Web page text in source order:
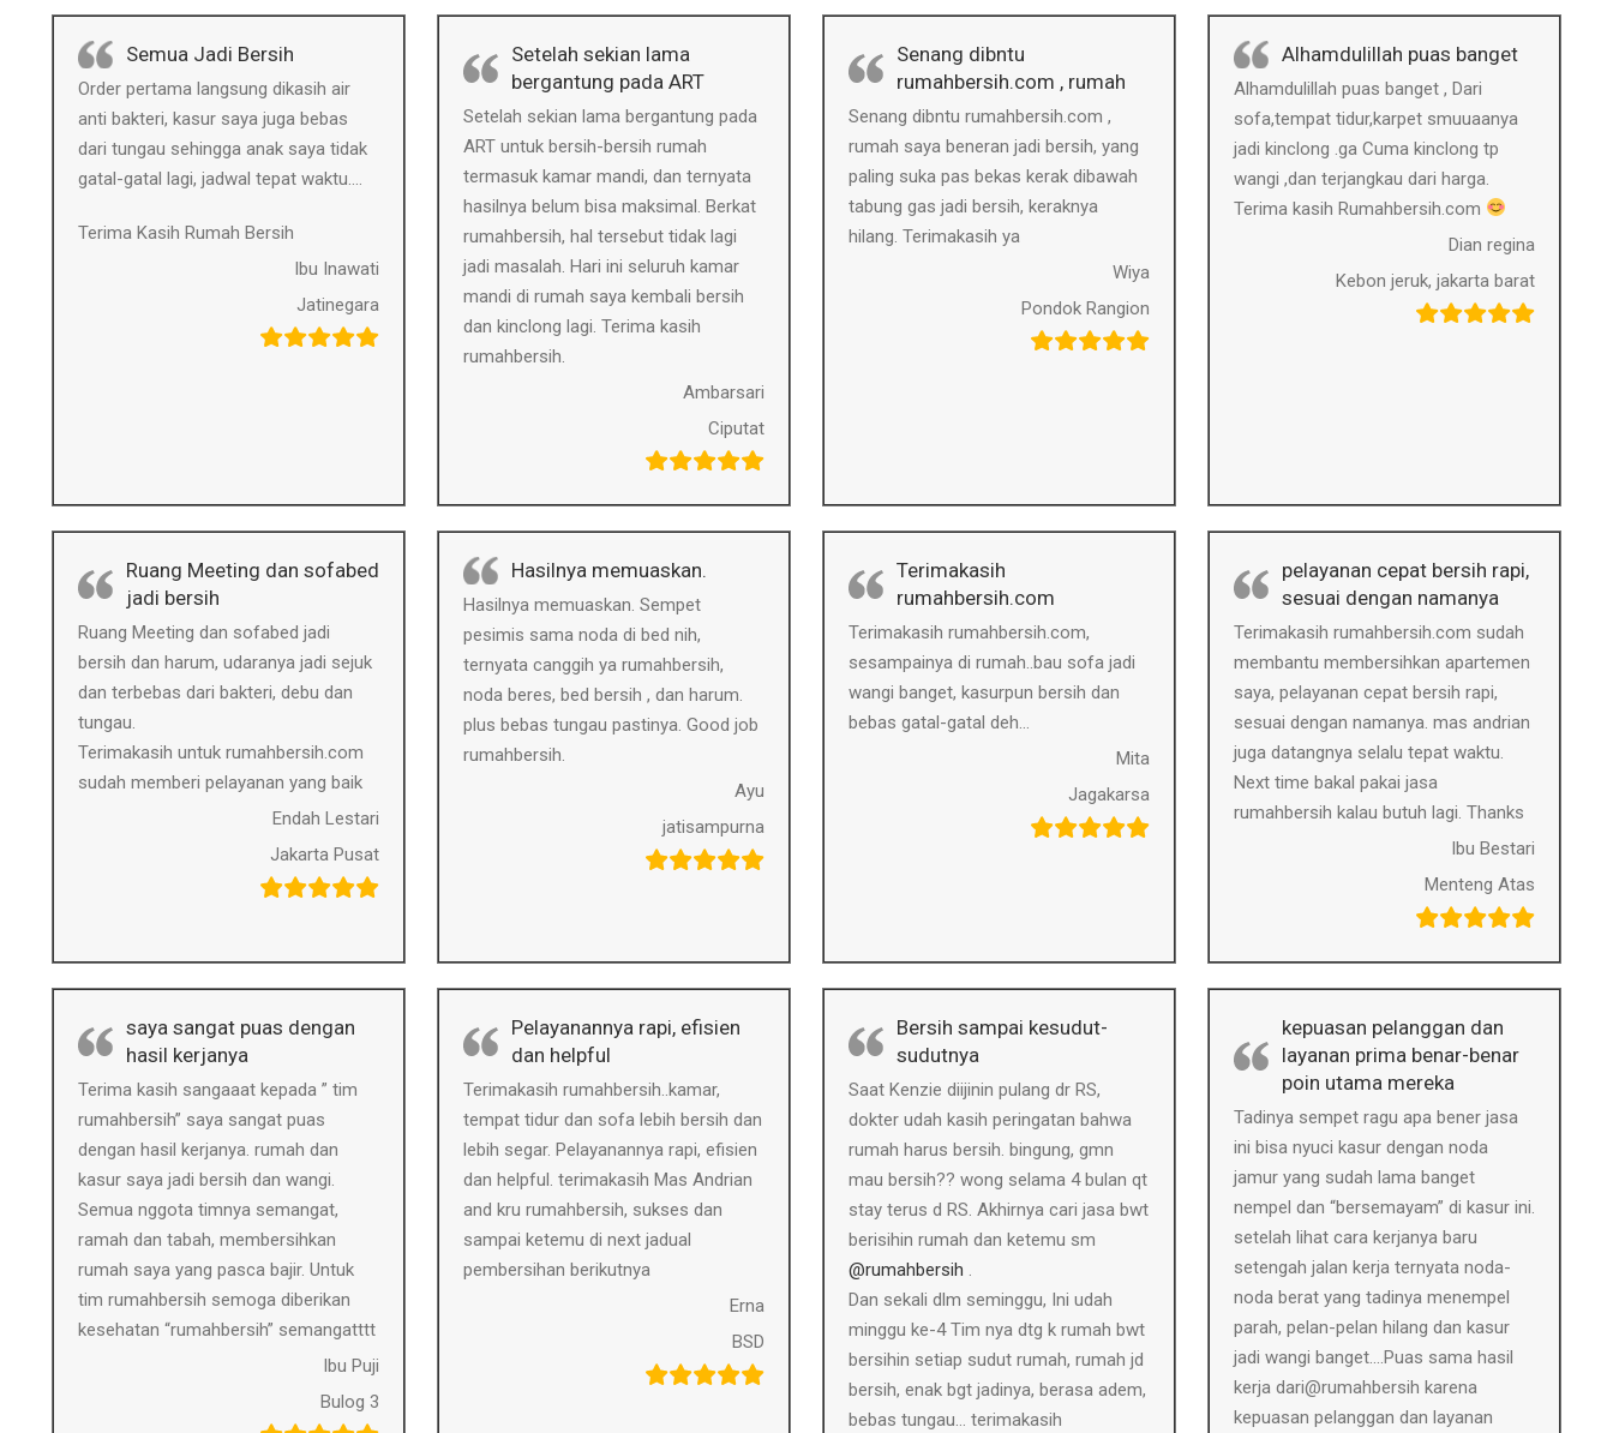
Semua Jadi Bersih
Order pertama langsung dikasih air
anti bakteri, kasur saya juga bebas
dari tungau sehingga anak saya tidak
gatal-gatal lagi, jadwal tepat waktu….
Terima Kasih Rumah Bersih
Ibu Inawati
Jatinegara
Setelah sekian lama
bergantung pada ART
Setelah sekian lama bergantung pada
ART untuk bersih-bersih rumah
termasuk kamar mandi, dan ternyata
hasilnya belum bisa maksimal. Berkat
rumahbersih, hal tersebut tidak lagi
jadi masalah. Hari ini seluruh kamar
mandi di rumah saya kembali bersih
dan kinclong lagi. Terima kasih
rumahbersih.
Ambarsari
Ciputat
Senang dibntu
rumahbersih.com , rumah
Senang dibntu rumahbersih.com ,
rumah saya beneran jadi bersih, yang
paling suka pas bekas kerak dibawah
tabung gas jadi bersih, keraknya
hilang. Terimakasih ya
Wiya
Pondok Rangion
Alhamdulillah puas banget
Alhamdulillah puas banget , Dari
sofa,tempat tidur,karpet smuuaanya
jadi kinclong .ga Cuma kinclong tp
wangi ,dan terjangkau dari harga.
Terima kasih Rumahbersih.com
Dian regina
Kebon jeruk, jakarta barat
Ruang Meeting dan sofabed
jadi bersih
Ruang Meeting dan sofabed jadi
bersih dan harum, udaranya jadi sejuk
dan terbebas dari bakteri, debu dan
tungau.
Terimakasih untuk rumahbersih.com
sudah memberi pelayanan yang baik
Endah Lestari
Jakarta Pusat
Hasilnya memuaskan.
Hasilnya memuaskan. Sempet
pesimis sama noda di bed nih,
ternyata canggih ya rumahbersih,
noda beres, bed bersih , dan harum.
plus bebas tungau pastinya. Good job
rumahbersih.
Ayu
jatisampurna
Terimakasih
rumahbersih.com
Terimakasih rumahbersih.com,
sesampainya di rumah..bau sofa jadi
wangi banget, kasurpun bersih dan
bebas gatal-gatal deh…
Mita
Jagakarsa
pelayanan cepat bersih rapi,
sesuai dengan namanya
Terimakasih rumahbersih.com sudah
membantu membersihkan apartemen
saya, pelayanan cepat bersih rapi,
sesuai dengan namanya. mas andrian
juga datangnya selalu tepat waktu.
Next time bakal pakai jasa
rumahbersih kalau butuh lagi. Thanks
Ibu Bestari
Menteng Atas
saya sangat puas dengan
hasil kerjanya
Terima kasih sangaaat kepada ” tim
rumahbersih” saya sangat puas
dengan hasil kerjanya. rumah dan
kasur saya jadi bersih dan wangi.
Semua nggota timnya semangat,
ramah dan tabah, membersihkan
rumah saya yang pasca bajir. Untuk
tim rumahbersih semoga diberikan
kesehatan “rumahbersih” semangatttt
Ibu Puji
Bulog 3
Pelayanannya rapi, efisien
dan helpful
Terimakasih rumahbersih..kamar,
tempat tidur dan sofa lebih bersih dan
lebih segar. Pelayanannya rapi, efisien
dan helpful. terimakasih Mas Andrian
and kru rumahbersih, sukses dan
sampai ketemu di next jadual
pembersihan berikutnya
Erna
BSD
Bersih sampai kesudut-
sudutnya
Saat Kenzie diijinin pulang dr RS,
dokter udah kasih peringatan bahwa
rumah harus bersih. bingung, gmn
mau bersih?? wong selama 4 bulan qt
stay terus d RS. Akhirnya cari jasa bwt
berisihin rumah dan ketemu sm
@rumahbersih .
Dan sekali dlm seminggu, Ini udah
minggu ke-4 Tim nya dtg k rumah bwt
bersihin setiap sudut rumah, rumah jd
bersih, enak bgt jadinya, berasa adem,
bebas tungau… terimakasih
kepuasan pelanggan dan
layanan prima benar-benar
poin utama mereka
Tadinya sempet ragu apa bener jasa
ini bisa nyuci kasur dengan noda
jamur yang sudah lama banget
nempel dan “bersemayam” di kasur ini.
setelah lihat cara kerjanya baru
setengah jalan kerja ternyata noda-
noda berat yang tadinya menempel
parah, pelan-pelan hilang dan kasur
jadi wangi banget….Puas sama hasil
kerja dari@rumahbersih karena
kepuasan pelanggan dan layanan